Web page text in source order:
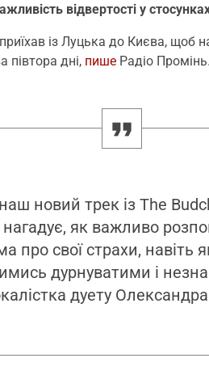
відвертості у
із Луцька до Києва, щоб
півтора дні, пише Радіо Промінь.
новий трек із The
нагадує, як важливо
про свої страхи,
дурнуватими і
дуету